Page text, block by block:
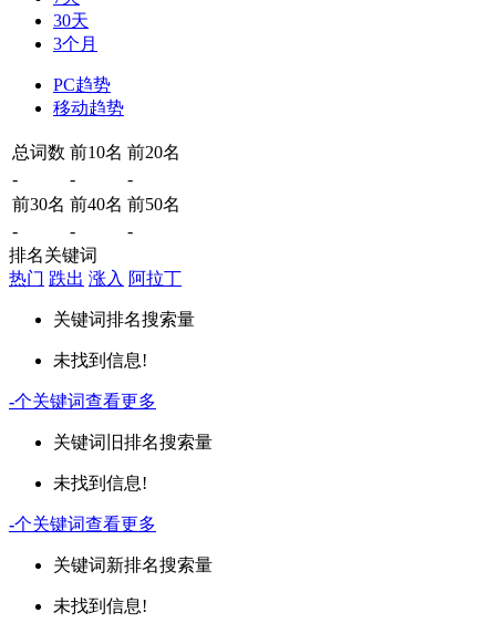
30天
3个月
PC趋势
移动趋势
总词数 前10名 前20名
-
-
-
前30名 前40名 前50名
-
-
-
排名关键词
热门 跌出 涨入 阿拉丁
关键词排名搜索量
未找到信息!
-个关键词查看更多
关键词 旧排名搜索量
未找到信息!
-个关键词查看更多
关键词新排名搜索量
未找到信息!